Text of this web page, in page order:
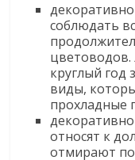
соблюдать
цветоводов.
круглый год
виды,
прохладные
относят к
отмирают